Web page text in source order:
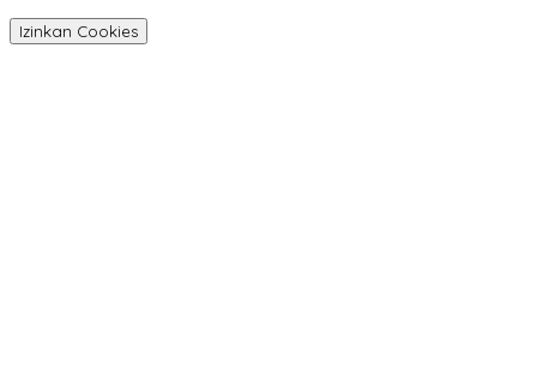
Izinkan Cookies